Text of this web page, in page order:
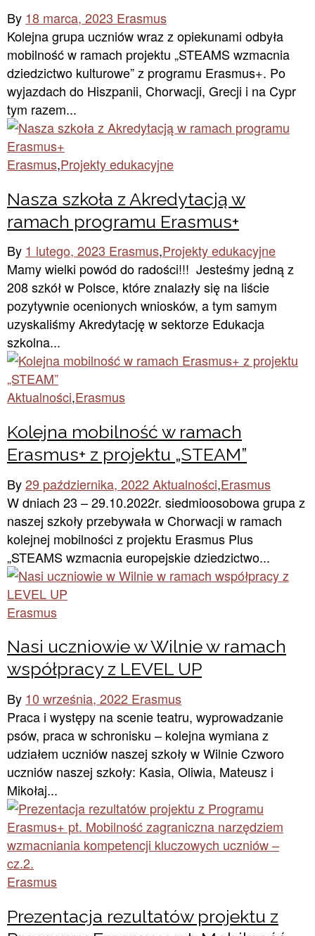
By 18 marca, 2023 Erasmus
Kolejna grupa uczniów wraz z opiekunami odbyła
mobilność w ramach projektu „STEAMS wzmacnia
dziedzictwo kulturowe” z programu Erasmus+. Po
wyjazdach do Hiszpanii, Chorwacji, Grecji i na Cypr
tym razem...
Erasmus,Projekty edukacyjne
Nasza szkoła z Akredytacją w
ramach programu Erasmus+
By 1 lutego, 2023 Erasmus,Projekty edukacyjne
Mamy wielki powód do radości!!! Jesteśmy jedną z
208 szkół w Polsce, które znalazły się na liście
pozytywnie ocenionych wniosków, a tym samym
uzyskaliśmy Akredytację w sektorze Edukacja
szkolna...
Aktualności,Erasmus
Kolejna mobilność w ramach
Erasmus+ z projektu „STEAM”
By29 października, 2022Aktualności,Erasmus
W dniach 23 – 29.10.2022r. siedmioosobowa grupa z
naszej szkoły przebywała w Chorwacji w ramach
kolejnej mobilności z projektu Erasmus Plus
„STEAMS wzmacnia europejskie dziedzictwo...
Erasmus
Nasi uczniowie w Wilnie w ramach
współpracy z LEVEL UP
By 10 września, 2022 Erasmus
Praca i występy na scenie teatru, wyprowadzanie
psów, praca w schronisku – kolejna wymiana z
udziałem uczniów naszej szkoły w Wilnie Czworo
uczniów naszej szkoły: Kasia, Oliwia, Mateusz i
Mikołaj...
Erasmus
Prezentacja rezultatów projektu z